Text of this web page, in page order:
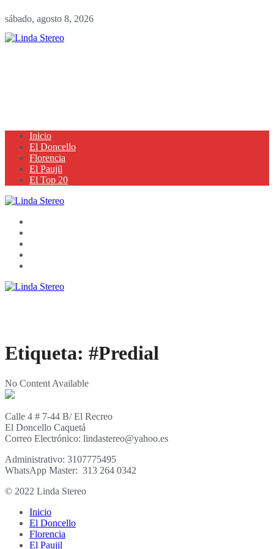
sábado, agosto 8, 2026
Inicio
El Doncello
Florencia
El Paujil
El Top 20
Etiqueta: #Predial
No Content Available
Calle 4 # 7-44 B/ El Recreo
El Doncello Caquetá
Correo Electrónico: lindastereo@yahoo.es
Administrativo: 3107775495
WhatsApp Master: 313 264 0342
© 2022 Linda Stereo
Inicio
El Doncello
Florencia
El Paujil